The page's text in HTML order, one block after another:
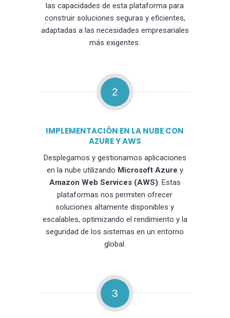
las capacidades de esta plataforma para
construir soluciones seguras y eficientes,
adaptadas a las necesidades empresariales
más exigentes.
2
IMPLEMENTACIÓN EN LA NUBE CON
AZURE Y AWS
Desplegamos y gestionamos aplicaciones
en la nube utilizando Microsoft Azure y
Amazon Web Services (AWS). Estas
plataformas nos permiten ofrecer
soluciones altamente disponibles y
escalables, optimizando el rendimiento y la
seguridad de los sistemas en un entorno
global.
3